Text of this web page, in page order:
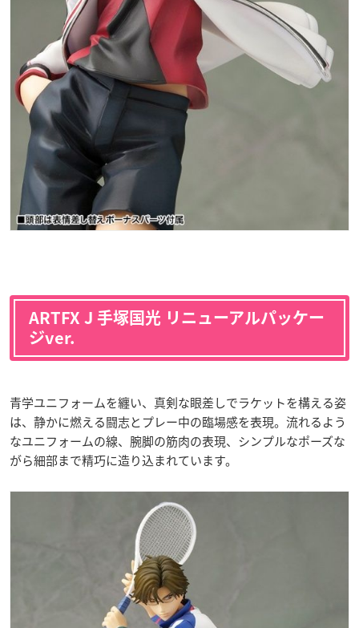
ARTFX J 手塚国光 リニューアルパッケー
ジver.
青学ユニフォームを纏い、真剣な眼差しでラケットを構える姿
は、静かに燃える闘志とプレー中の臨場感を表現。流れるよう
なユニフォームの線、腕脚の筋肉の表現、シンプルなポーズな
がら細部まで精巧に造り込まれています。